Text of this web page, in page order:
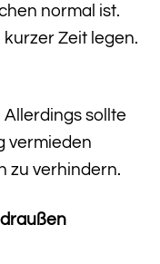
normal ist.
kurzer Zeit legen.
sollte
vermieden
zu verhindern.